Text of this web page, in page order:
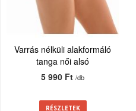
Varrás nélküli alakformáló
tanga női alsó
5 990 Ft/db
RÉSZLETEK